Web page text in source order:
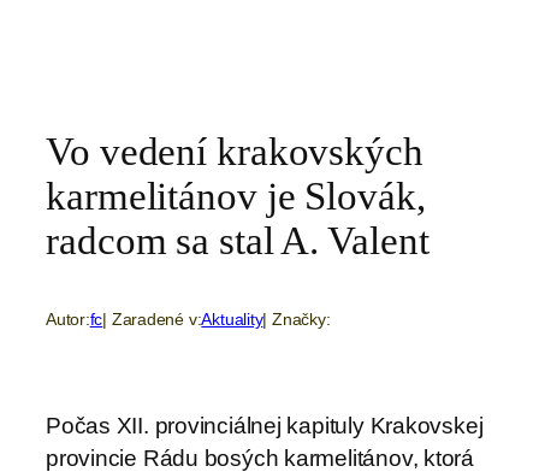
Vo vedení krakovských
karmelitánov je Slovák,
radcom sa stal A. Valent
Autor:fc| Zaradené v:Aktuality| Značky:
Počas XII. provinciálnej kapituly Krakovskej
provincie Rádu bosých karmelitánov, ktorá